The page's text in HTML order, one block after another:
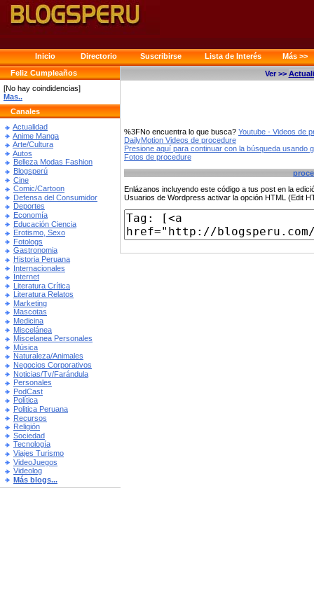
Inicio Directorio Suscribirse Lista de Interés
Más >>
Feliz Cumpleaños
[No hay coindidencias]
Mas..
Canales
Actualidad
Anime Manga
Arte/Cultura
Autos
Belleza Modas Fashion
Blogsperú
Cine
Comic/Cartoon
Defensa del Consumidor
Deportes
Economía
Educación Ciencia
Erotismo, Sexo
Fotologs
Gastronomia
Historia Peruana
Internacionales
Internet
Literatura Crítica
Literatura Relatos
Marketing
Mascotas
Medicina
Miscelánea
Miscelanea Personales
Música
Naturaleza/Animales
Negocios Corporativos
Noticias/Tv/Farándula
Personales
PodCast
Política
Politica Peruana
Recursos
Religión
Sociedad
Tecnología
Viajes Turismo
VideoJuegos
Videolog
Más blogs...
Ver >>
%3FNo encuentra lo que busca? Youtube - Videos de
DailyMotion Videos de procedure
Presione aquí para continuar con la búsqueda usando
Fotos de procedure
Enlázanos incluyendo este código a tus post en la
Usuarios de Wordpress activar la opción HTML (Edit